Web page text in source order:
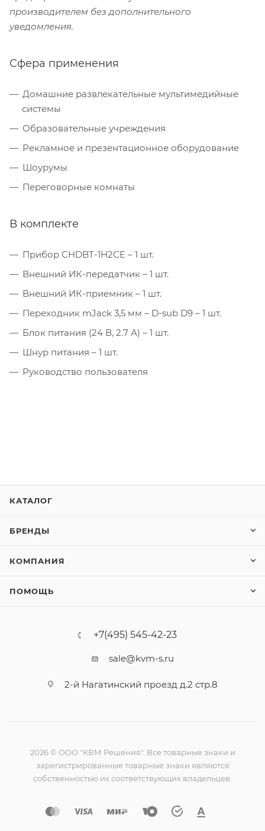
производителем без дополнительного
уведомления.
Сфера применения
Домашние развлекательные мультимедийные
системы
Образовательные учреждения
Рекламное и презентационное оборудование
Шоурумы
Переговорные комнаты
В комплекте
Прибор CHDBT-1H2CE – 1 шт.
Внешний ИК-передатчик – 1 шт.
Внешний ИК-приемник – 1 шт.
Переходник mJack 3,5 мм – D-sub D9 – 1 шт.
Блок питания (24 В, 2.7 А) – 1 шт.
Шнур питания – 1 шт.
Руководство пользователя
КАТАЛОГ
БРЕНДЫ
КОМПАНИЯ
ПОМОЩЬ
+7(495) 545-42-23
sale@kvm-s.ru
2-й Нагатинский проезд д.2 стр.8
2026 © ООО "КВМ Решения". Все товарные знаки и
зарегистрированные товарные знаки являются
собственностью их соответствующих владельцев.